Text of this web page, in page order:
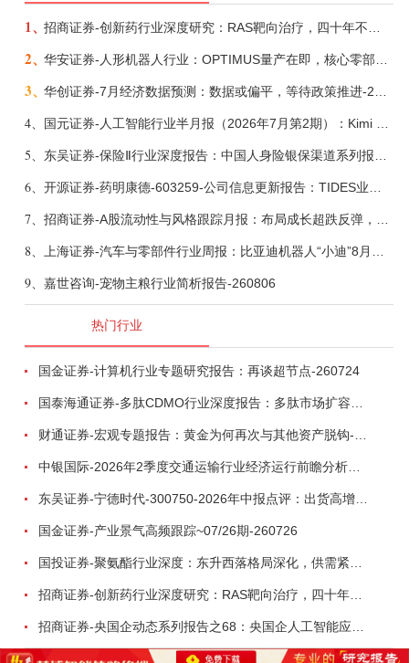
1、
2、
3、
4、
5、
6、
7、
8、
9、 嘉世咨询-宠物主粮行业简析报告-260806
热门行业
国金证券-计算机行业专题研究报告：再谈超节点-260724
中银国际-2026年2季度交通运输行业经济运行前瞻分析：地缘冲突致航运和航空景气度分化，交通基础设施板块总体呈现稳健特征-260724
东吴证券-宁德时代-300750-2026年中报点评：出货高增业绩稳健，回购彰显龙头信心-260726
国金证券-产业景气高频跟踪~07/26期-260726
招商证券-创新药行业深度研究：RAS靶向治疗，四十年不可成药的终结，与终结之后的治疗格局演化-260805